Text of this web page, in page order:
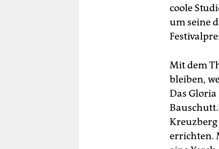
coole
um seine
Mit dem
bleiben,
Das
errichten.